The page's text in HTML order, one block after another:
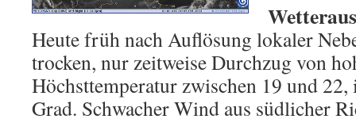
Heute früh nach Auflösung lokaler
trocken, nur zeitweise Durchzug von
Höchsttemperatur zwischen 19 und
Grad. Schwacher Wind aus südlicher